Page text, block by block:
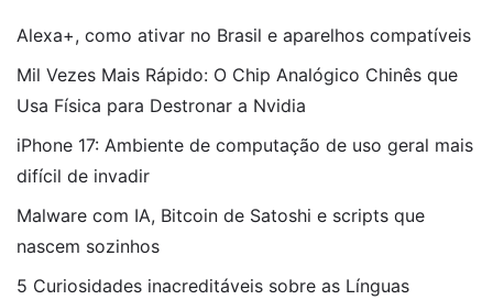
Alexa+, como ativar no Brasil e aparelhos compatíveis
Mil Vezes Mais Rápido: O Chip Analógico Chinês que
Usa Física para Destronar a Nvidia
iPhone 17: Ambiente de computação de uso geral mais
difícil de invadir
Malware com IA, Bitcoin de Satoshi e scripts que
nascem sozinhos
5 Curiosidades inacreditáveis sobre as Línguas